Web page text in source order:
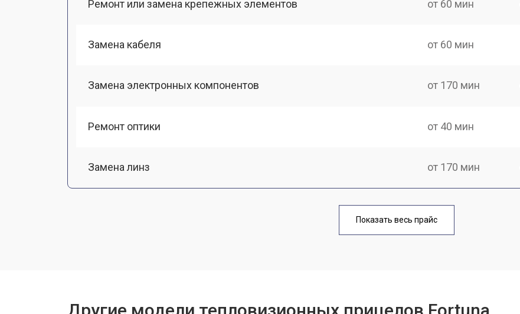
Ремонт или замена крепежных элементов от 60 мин
Замена кабеля от 60 мин
Замена электронных компонентов от 170 мин
Ремонт оптики от 40 мин
Замена линз от 170 мин
от 70 мин
Показать весь прайс
Другие модели тепловизионных прицелов Fortuna